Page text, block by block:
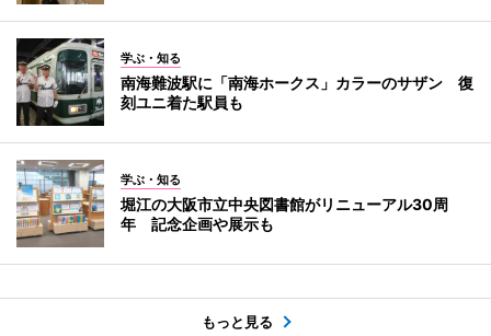
学ぶ・知る
南海難波駅に「南海ホークス」カラーのサザン 復
刻ユニ着た駅員も
学ぶ・知る
堀江の大阪市立中央図書館がリニューアル30周
年 記念企画や展示も
もっと見る